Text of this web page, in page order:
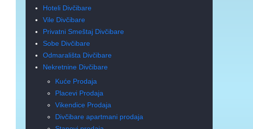
Hoteli Divčibare
Vile Divčibare
Privatni Smeštaj Divčibare
Sobe Divčibare
Odmarališta Divčibare
Nekretnine Divčibare
Kuće Prodaja
Placevi Prodaja
Vikendice Prodaja
Divčibare apartmani prodaja